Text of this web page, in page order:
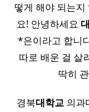
떻게 해야 되는
요! 안녕하세요
*은이라고 합니
따로 배운 걸 살
딱히
경북대학교 의과